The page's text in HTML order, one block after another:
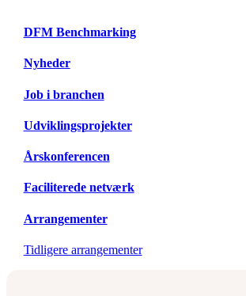
DFM Benchmarking
Nyheder
Job i branchen
Udviklingsprojekter
Årskonferencen
Faciliterede netværk
Arrangementer
Tidligere arrangementer